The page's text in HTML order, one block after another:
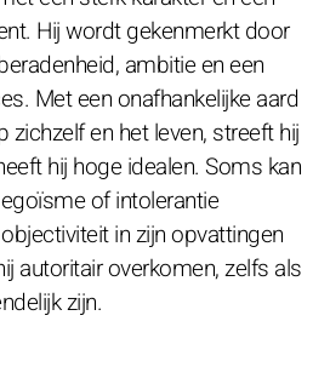
Hij wordt gekenmerkt door
ambitie en een
Met een onafhankelijke aard
en het leven, streeft hij
hij hoge idealen. Soms kan
of intolerantie
in zijn opvattingen
autoritair overkomen, zelfs als
zijn.